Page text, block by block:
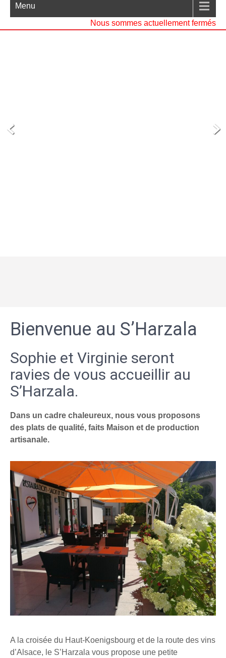
Menu
Nous sommes actuellement fermés
Bienvenue au S’Harzala
Sophie et Virginie seront
ravies de vous accueillir au
S’Harzala.
Dans un cadre chaleureux, nous vous proposons
des plats de qualité, faits Maison et de production
artisanale.
A la croisée du Haut-Koenigsbourg et de la route des vins
d’Alsace, le S’Harzala vous propose une petite